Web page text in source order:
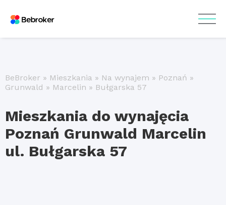
BeBroker » Mieszkania » Na wynajem » Poznań »
Grunwald » Marcelin » Bułgarska 57
Mieszkania do wynajęcia
Poznań Grunwald Marcelin
ul. Bułgarska 57